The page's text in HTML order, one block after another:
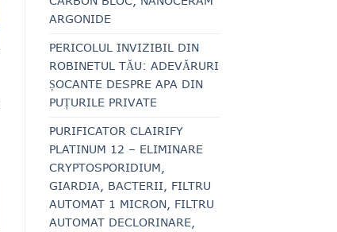
ARGONIDE
PERICOLUL INVIZIBIL DIN
ROBINETUL TĂU: ADEVĂRURI
ȘOCANTE DESPRE APA DIN
PUȚURILE PRIVATE
PURIFICATOR CLAIRIFY
PLATINUM 12 – ELIMINARE
CRYPTOSPORIDIUM,
GIARDIA, BACTERII, FILTRU
AUTOMAT 1 MICRON, FILTRU
AUTOMAT DECLORINARE,